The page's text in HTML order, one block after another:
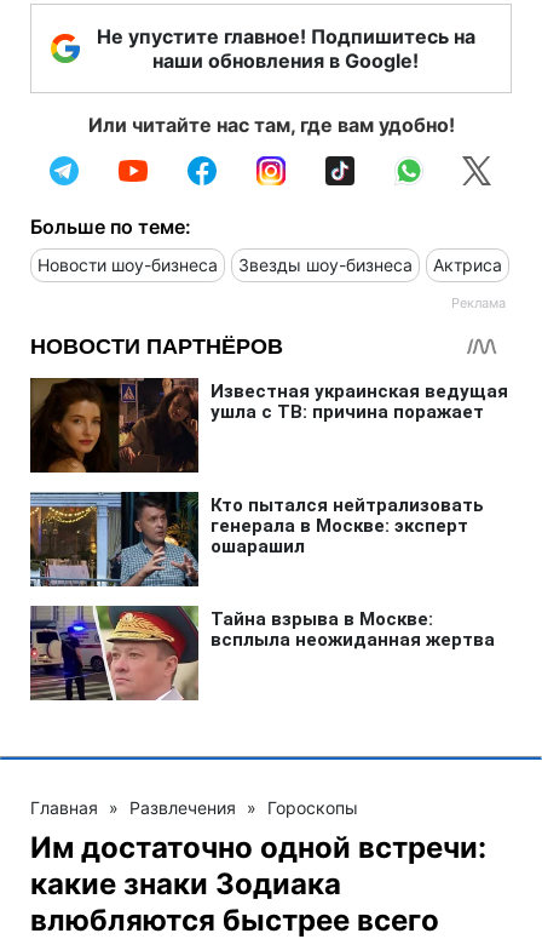
Не упустите главное! Подпишитесь на
наши обновления в Google!
Или читайте нас там, где вам удобно!
Больше по теме:
Новости шоу-бизнеса Звезды шоу-бизнеса Актриса
Главная » Развлечения » Гороскопы
Им достаточно одной встречи:
какие знаки Зодиака
влюбляются быстрее всего